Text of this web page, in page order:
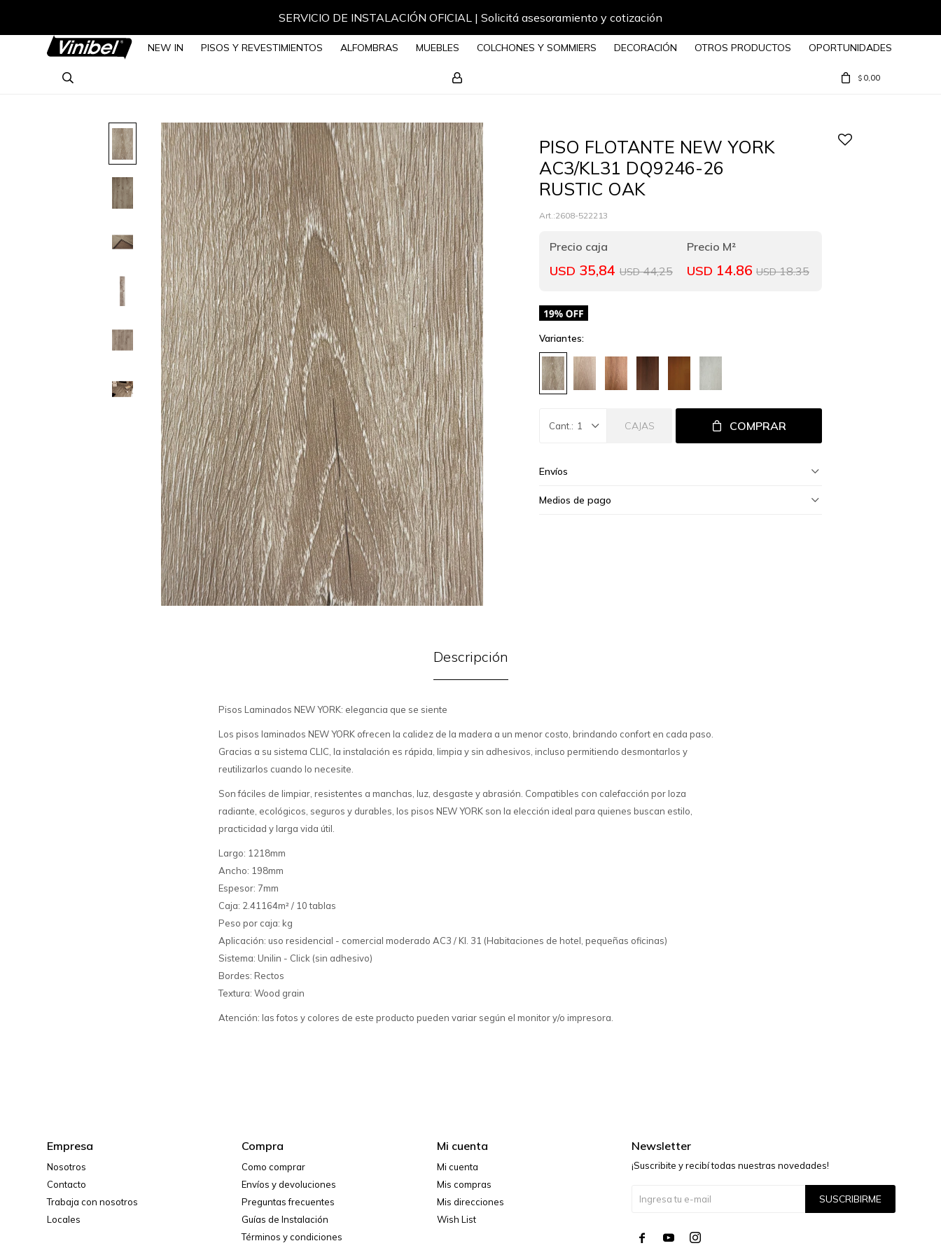
SERVICIO DE INSTALACIÓN OFICIAL | Solicitá asesoramiento y cotización
NEW IN PISOS Y REVESTIMIENTOS ALFOMBRAS MUEBLES COLCHONES Y SOMMIERS DECORACIÓN OTROS PRODUCTOS OPORTUNIDADES
$ 0,00
PISO FLOTANTE NEW YORK
AC3/KL31 DQ9246-26
RUSTIC OAK
2608-522213
USD 35,84 USD 44,25 USD 14.86 USD 18.35
Variantes:
1 CAJAS COMPRAR
Envíos
Medios de pago
Descripción
Pisos Laminados NEW YORK: elegancia que se siente
Los pisos laminados NEW YORK ofrecen la calidez de la madera a un menor costo, brindando confort en cada paso.
Gracias a su sistema CLIC, la instalación es rápida, limpia y sin adhesivos, incluso permitiendo desmontarlos y
reutilizarlos cuando lo necesite.
Son fáciles de limpiar, resistentes a manchas, luz, desgaste y abrasión. Compatibles con calefacción por loza
radiante, ecológicos, seguros y durables, los pisos NEW YORK son la elección ideal para quienes buscan estilo,
practicidad y larga vida útil.
Largo: 1218mm
Ancho: 198mm
Espesor: 7mm
Caja: 2.41164m² / 10 tablas
Peso por caja: kg
Aplicación: uso residencial - comercial moderado AC3 / Kl. 31 (Habitaciones de hotel, pequeñas oficinas)
Sistema: Unilin - Click (sin adhesivo)
Bordes: Rectos
Textura: Wood grain
Atención: las fotos y colores de este producto pueden variar según el monitor y/o impresora.
Empresa
Nosotros
Contacto
Trabaja con nosotros
Locales
Compra
Como comprar
Envíos y devoluciones
Preguntas frecuentes
Guías de Instalación
Términos y condiciones
Mi cuenta
Mi cuenta
Mis compras
Mis direcciones
Wish List
Newsletter
¡Suscribite y recibí todas nuestras novedades!
SUSCRIBIRME
  